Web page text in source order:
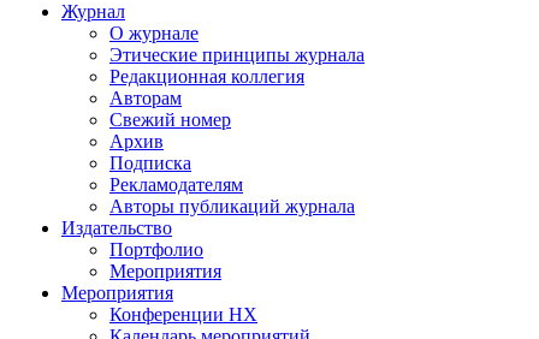
Журнал
О журнале
Этические принципы журнала
Редакционная коллегия
Авторам
Свежий номер
Архив
Подписка
Рекламодателям
Авторы публикаций журнала
Издательство
Портфолио
Мероприятия
Мероприятия
Конференции НХ